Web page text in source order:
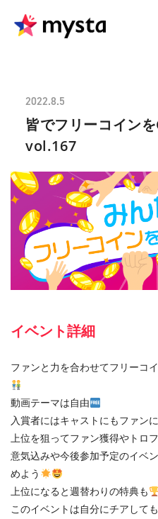
2022.8.5
皆でフリーコイン
vol.167
イベント詳細
ファンと力を合わせてフリーコ
動画テーマは自由
入賞者にはキャストにもファン
上位を狙ってファン獲得やトロ
意気込みや今後参加予定のイベ
めよう
上位になると週替わりの特典も
このイベントは自分にチアして